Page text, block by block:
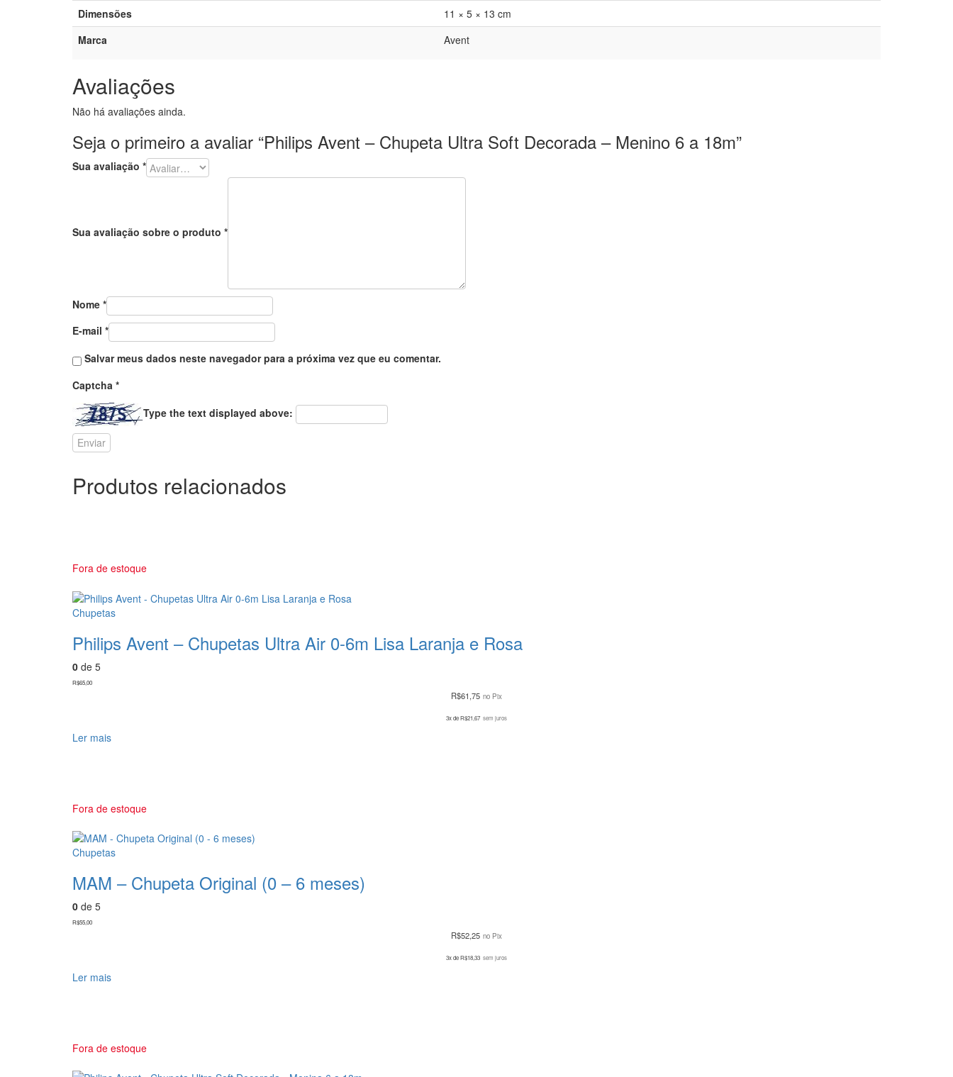
Dimensões
11 × 5 × 13 cm
Marca
Avent
Avaliações
Não há avaliações ainda.
Seja o primeiro a avaliar “Philips Avent – Chupeta Ultra Soft Decorada – Menino 6 a 18m”
Sua avaliação *
Sua avaliação sobre o produto *
Nome *
E-mail *
Salvar meus dados neste navegador para a próxima vez que eu comentar.
Captcha *
Type the text displayed above:
Produtos relacionados
Fora de estoque
Chupetas
Philips Avent – Chupetas Ultra Air 0-6m Lisa Laranja e Rosa
0 de 5
R$65,00
R$61,75 no Pix
3x deR$21,67 sem juros
Ler mais
Fora de estoque
Chupetas
MAM – Chupeta Original (0 – 6 meses)
0 de 5
R$55,00
R$52,25 no Pix
3x deR$18,33 sem juros
Ler mais
Fora de estoque